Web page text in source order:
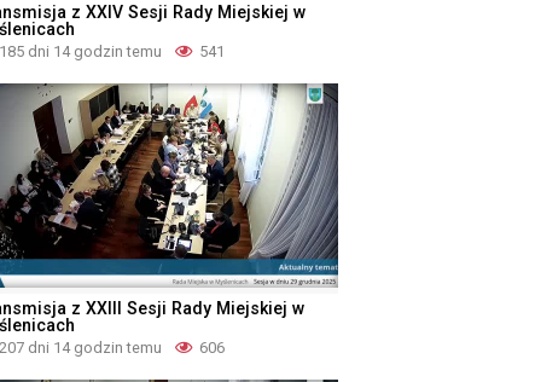
z XXIV Sesji Rady Miejskiej w
185 dni 14 godzin temu 541
z XXIII Sesji Rady Miejskiej w
207 dni 14 godzin temu 606